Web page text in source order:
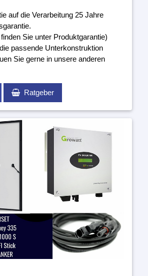
auf die Verarbeitung 25 Jahre
Sie unter Produktgarantie)
passende Unterkonstruktion
Sie gerne in unsere anderen
Ratgeber